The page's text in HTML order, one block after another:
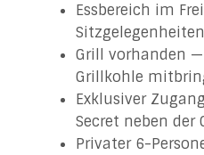
Essbereich im
Sitzgelegenheiten
Grill vorhanden
Grillkohle
Exklusiver
Secret neben der
Privater 6-